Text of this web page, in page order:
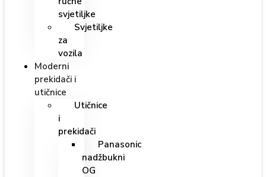
svjetiljke
Svjetiljke
za
vozila
Moderni
prekidači i
utičnice
Utičnice
i
prekidači
Panasonic
nadžbukni
OG